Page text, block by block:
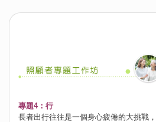
專題4：行
長者出行往往是一個身心疲倦的大挑戰